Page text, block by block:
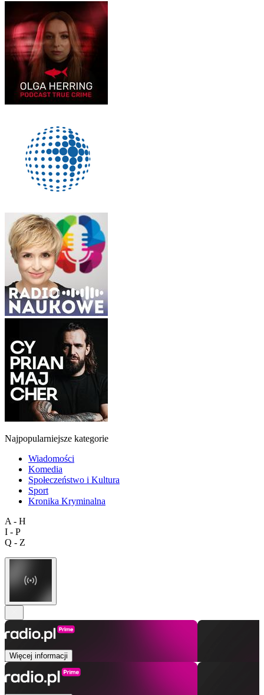
Najpopularniejsze kategorie
Wiadomości
Komedia
Społeczeństwo i Kultura
Sport
Kronika Kryminalna
A - H
I - P
Q - Z
Więcej informacji